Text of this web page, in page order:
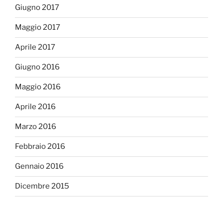
Giugno 2017
Maggio 2017
Aprile 2017
Giugno 2016
Maggio 2016
Aprile 2016
Marzo 2016
Febbraio 2016
Gennaio 2016
Dicembre 2015